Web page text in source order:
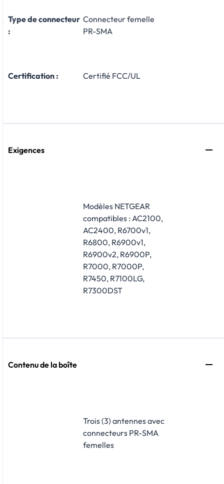
Type de connecteur
:
Connecteur femelle
PR-SMA
Certification : Certifié FCC/UL
Exigences
Modèles NETGEAR
compatibles : AC2100,
AC2400, R6700v1,
R6800, R6900v1,
R6900v2, R6900P,
R7000, R7000P,
R7450, R7100LG,
R7300DST
Contenu de la boîte
Trois (3) antennes avec
connecteurs PR-SMA
femelles